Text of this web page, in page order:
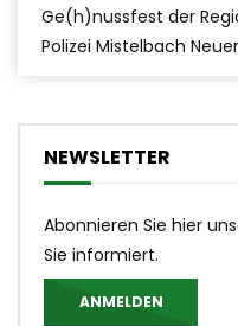
Ge(h)nussfest der
Polizei Mistelbach
NEWSLETTER
Abonnieren Sie hier
Sie informiert.
ANMELDEN